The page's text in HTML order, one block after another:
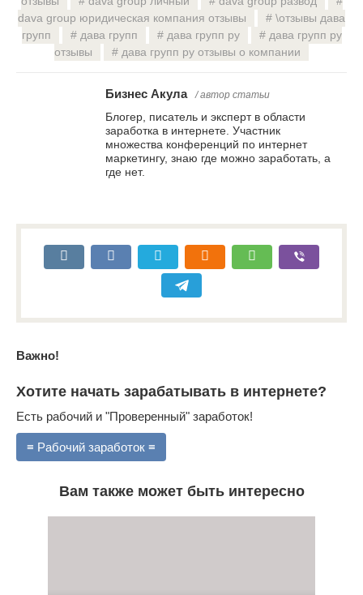
dava group юридическая компания отзывы
\отзывы дава
групп
дава групп дава групп ру
дава групп ру
отзывы
дава групп ру отзывы о компании
Бизнес Акула / автор статьи
Блогер, писатель и эксперт в области
заработка в интернете. Участник
множества конференций по интернет
маркетингу, знаю где можно заработать, а
где нет.
Важно!
Хотите начать зарабатывать в интернете?
Есть рабочий и "Проверенный" заработок!
≡ Рабочий заработок ≡
Вам также может быть интересно